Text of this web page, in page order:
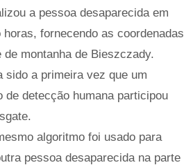
a pessoa desaparecida em
fornecendo as coordenadas
montanha de Bieszczady.
sido a primeira vez que um
de detecção humana participou
algoritmo foi usado para
pessoa desaparecida na parte